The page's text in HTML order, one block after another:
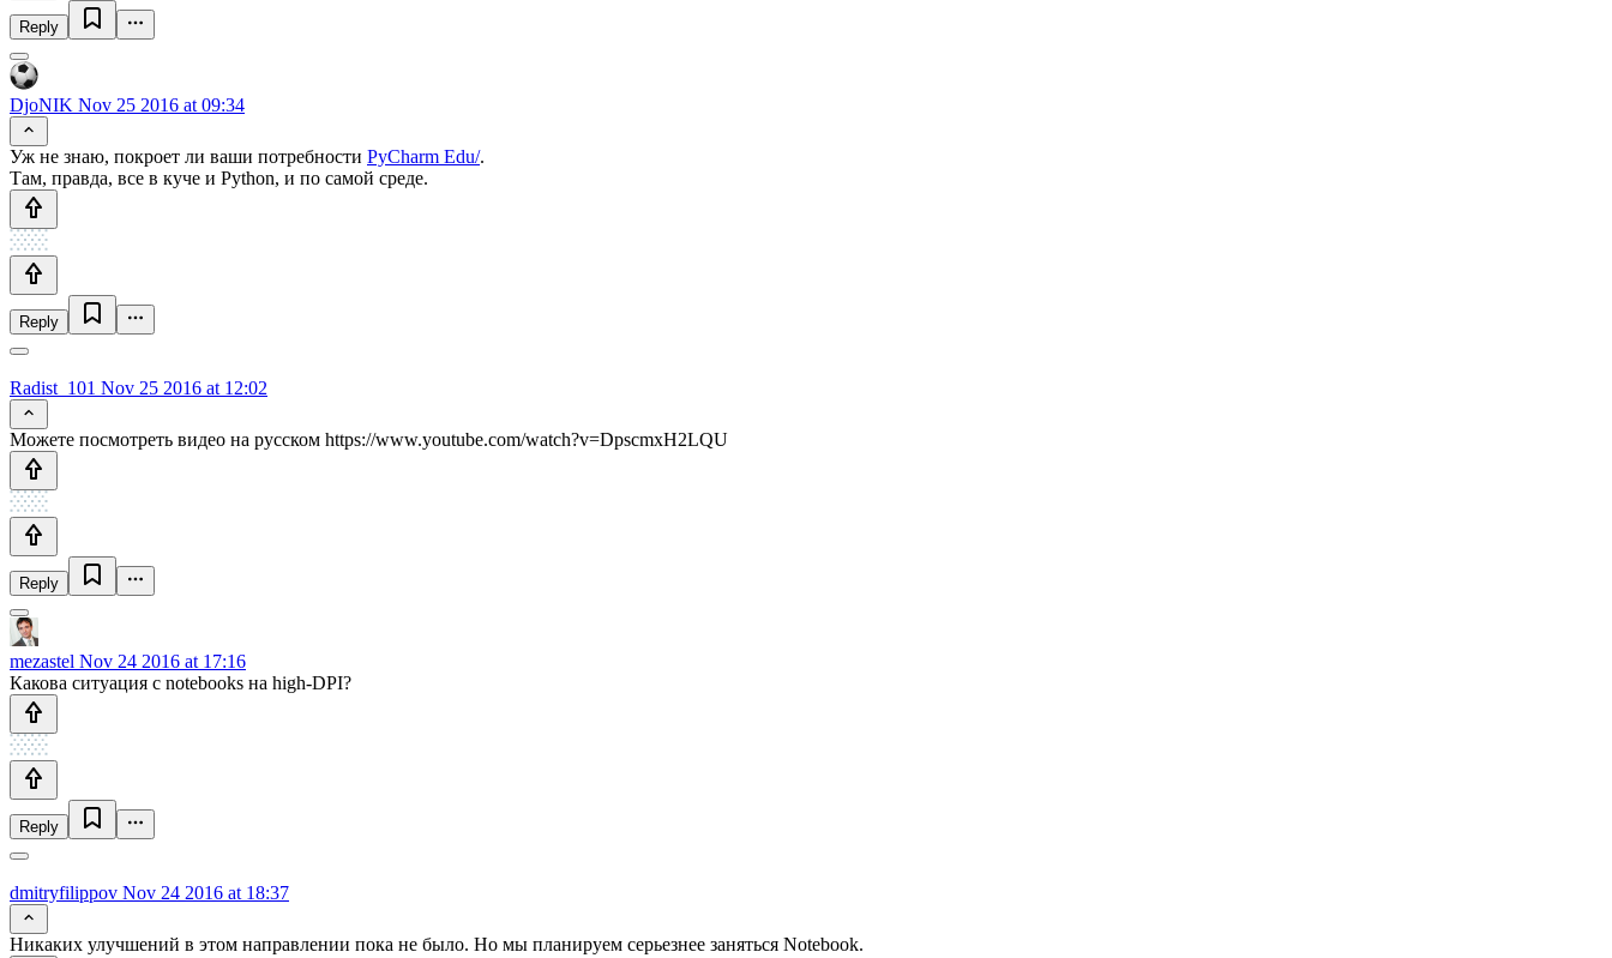
Reply
DjoNIK Nov 25 2016 at 09:34
Уж не знаю, покроет ли ваши потребности PyCharm Edu/.
Там, правда, все в куче и Python, и по самой среде.
Reply
Radist_101 Nov 25 2016 at 12:02
Можете посмотреть видео на русском https://www.youtube.com/watch?v=DpscmxH2LQU
Reply
mezastel Nov 24 2016 at 17:16
Какова ситуация с notebooks на high-DPI?
Reply
dmitryfilippov Nov 24 2016 at 18:37
Никаких улучшений в этом направлении пока не было. Но мы планируем серьезнее заняться Notebook.